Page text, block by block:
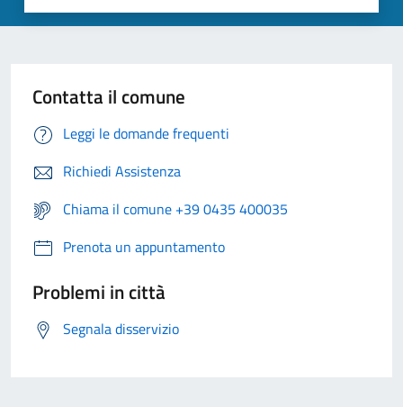
Contatta il comune
Leggi le domande frequenti
Richiedi Assistenza
Chiama il comune +39 0435 400035
Prenota un appuntamento
Problemi in città
Segnala disservizio